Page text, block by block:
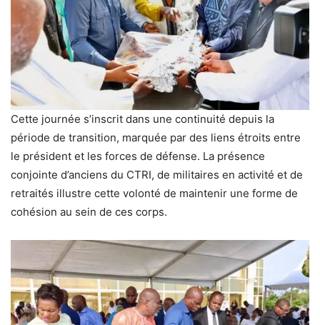
Cette journée s’inscrit dans une continuité depuis la
période de transition, marquée par des liens étroits entre
le président et les forces de défense. La présence
conjointe d’anciens du CTRI, de militaires en activité et de
retraités illustre cette volonté de maintenir une forme de
cohésion au sein de ces corps.